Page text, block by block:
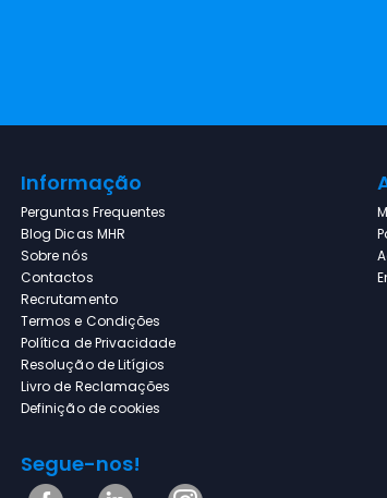
Informação
Perguntas Frequentes
Blog Dicas MHR
Sobre nós
Contactos
Recrutamento
Termos e Condições
Política de Privacidade
Resolução de Litígios
Livro de Reclamações
Definição de cookies
Segue-nos!